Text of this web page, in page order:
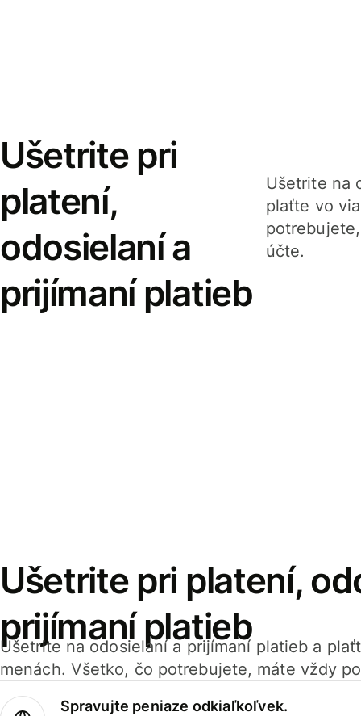
Ušetrite pri
platení,
odosielaní a
prijímaní platieb
Ušetrite na
plaťte vo
účte.
Ušetrite pri platení,
prijímaní platieb
Ušetrite na odosielaní a prijímaní platieb a
menách. Všetko, čo potrebujete, máte vždy
Spravujte peniaze odkiaľkoľvek.